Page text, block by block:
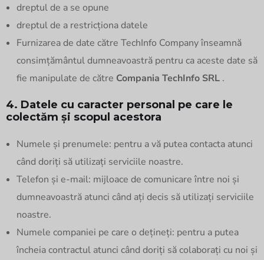
dreptul de a se opune
dreptul de a restricționa datele
Furnizarea de date către TechInfo Company înseamnă
consimțământul dumneavoastră pentru ca aceste date să
fie manipulate de către Compania TechInfo SRL .
4. Datele cu caracter personal pe care le
colectăm și scopul acestora
Numele și prenumele: pentru a vă putea contacta atunci
când doriți să utilizați serviciile noastre.
Telefon și e-mail: mijloace de comunicare între noi și
dumneavoastră atunci când ați decis să utilizați serviciile
noastre.
Numele companiei pe care o dețineți: pentru a putea
încheia contractul atunci când doriți să colaborați cu noi și